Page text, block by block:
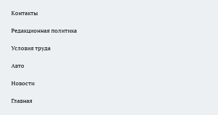
Контакты
Редакционная политика
Условия труда
Авто
Новости
Главная